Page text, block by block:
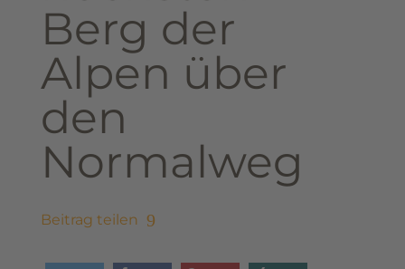
Berg der
Alpen über
den
Normalweg
Beitrag teilen